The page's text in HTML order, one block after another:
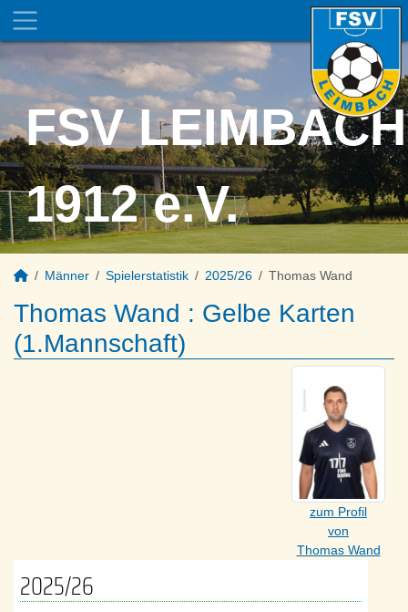
FSV LEIMBACH
1912 e.V.
Männer Spielerstatistik 2025/26 Thomas Wand
Thomas Wand : Gelbe Karten
(1.Mannschaft)
zum Profil
von
Thomas Wand
2025/26